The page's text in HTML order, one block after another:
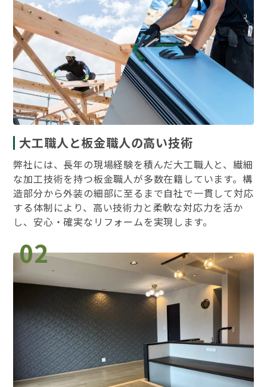
大工職人と板金職人の高い技術
弊社には、長年の現場経験を積んだ大工職人と、繊細
な加工技術を持つ板金職人が多数在籍しています。構
造部分から外装の細部に至るまで自社で一貫して対応
する体制により、高い技術力と柔軟な対応力を活か
し、安心・確実なリフォームを実現します。
02